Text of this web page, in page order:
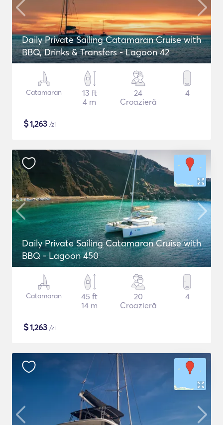
Daily Private Sailing Catamaran Cruise with
BBQ, Drinks & Transfers - Lagoon 42
Catamaran
13 ft
4 m
24
Croazieră
4
$1,263 /zi
Daily Private Sailing Catamaran Cruise with
BBQ - Lagoon 450
Catamaran
45 ft
14 m
20
Croazieră
4
$1,263 /zi